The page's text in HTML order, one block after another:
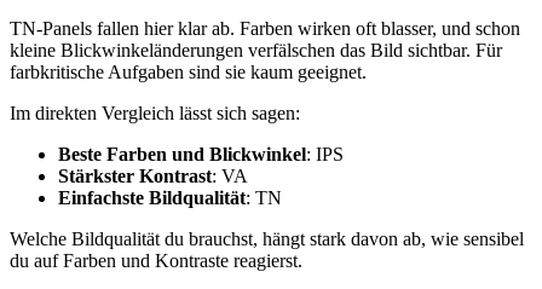
TN-Panels fallen hier klar ab. Farben wirken oft blasser, und schon
kleine Blickwinkeländerungen verfälschen das Bild sichtbar. Für
farbkritische Aufgaben sind sie kaum geeignet.
Im direkten Vergleich lässt sich sagen:
Beste Farben und Blickwinkel: IPS
Stärkster Kontrast: VA
Einfachste Bildqualität: TN
Welche Bildqualität du brauchst, hängt stark davon ab, wie sensibel
du auf Farben und Kontraste reagierst.